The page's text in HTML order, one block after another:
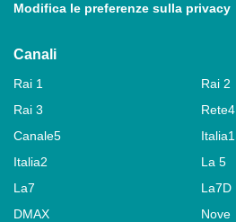
Modifica le preferenze sulla privacy
Canali
Rai 1
Rai 2
Rai 3
Rete4
Canale5
Italia1
Italia2
La 5
La7
La7D
DMAX
Nove